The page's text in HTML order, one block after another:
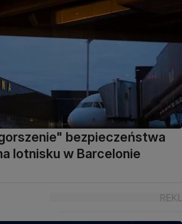
bezpieczeństwa
lotnisku w Barcelonie